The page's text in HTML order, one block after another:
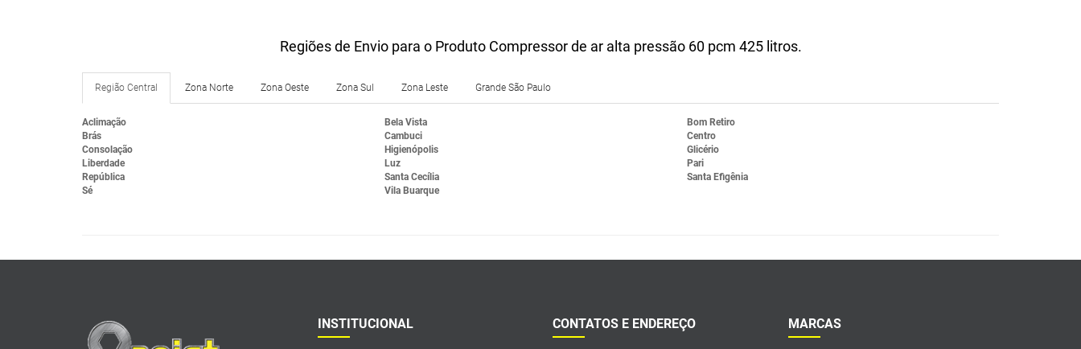
Regiões de Envio para o Produto Compressor de ar alta pressão 60 pcm 425 litros.
Região Central Zona Norte Zona Oeste Zona Sul Zona Leste Grande São Paulo
Aclimação Bela Vista
Bom Retiro
Brás
Cambuci
Centro
Consolação
Higienópolis
Glicério
Liberdade
Luz
Pari
República
Santa Cecília
Santa Efigênia
Sé
Vila Buarque
INSTITUCIONAL CONTATOS E ENDEREÇO MARCAS